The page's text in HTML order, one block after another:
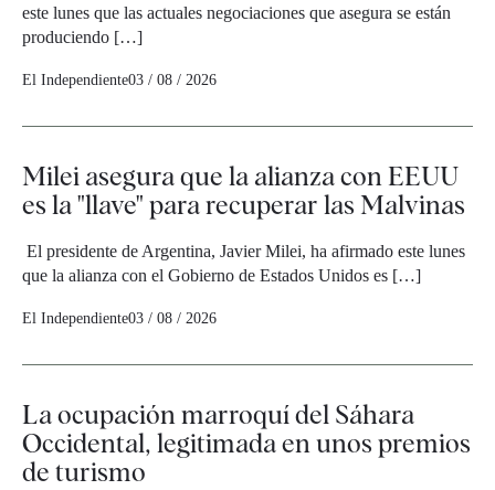
este lunes que las actuales negociaciones que asegura se están
produciendo […]
El Independiente03 / 08 / 2026
Milei asegura que la alianza con EEUU
es la "llave" para recuperar las Malvinas
El presidente de Argentina, Javier Milei, ha afirmado este lunes
que la alianza con el Gobierno de Estados Unidos es […]
El Independiente03 / 08 / 2026
La ocupación marroquí del Sáhara
Occidental, legitimada en unos premios
de turismo